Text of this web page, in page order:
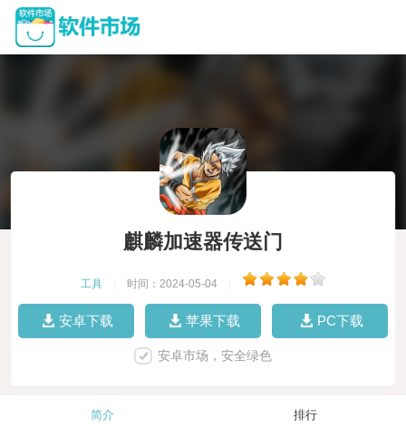
麒麟加速器传送门
工具 时间：2024-05-04
安卓下载 苹果下载 PC下载
安卓市场，安全绿色
简介 排行